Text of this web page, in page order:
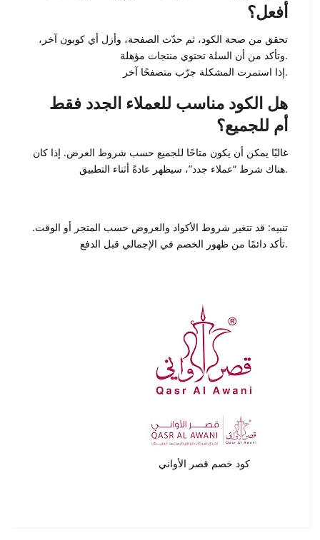
أفعل؟
تحقق من صحة الكود، ثم حدّث الصفحة، وأزل أي كوبون آخر،
وتأكد من أن السلة تحتوي منتجات مؤهلة.
إذا استمرت المشكلة جرّب متصفحًا آخر.
هل الكود مناسب للعملاء الجدد فقط
أم للجميع؟
غالبًا يمكن أن يكون متاحًا للجميع حسب شروط العرض. إذا كان
هناك شرط “عملاء جدد”، سيظهر عادةً أثناء التطبيق.
تنبيه: قد تتغير شروط الأكواد والعروض حسب المتجر أو الوقت.
تأكد دائمًا من ظهور الخصم في الإجمالي قبل الدفع.
كود خصم قصر الأواني